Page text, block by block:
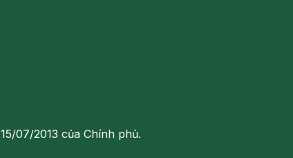
07/2013 của Chính phủ.